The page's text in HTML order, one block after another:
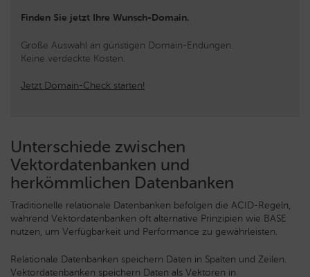
Finden Sie jetzt Ihre Wunsch-Domain.
Große Auswahl an günstigen Domain-Endungen.
Keine verdeckte Kosten.
Jetzt Domain-Check starten!
Unterschiede zwischen
Vektordatenbanken und
herkömmlichen Datenbanken
Traditionelle relationale Datenbanken befolgen die ACID-Regeln,
während Vektordatenbanken oft alternative Prinzipien wie BASE
nutzen, um Verfügbarkeit und Performance zu gewährleisten.
Relationale Datenbanken speichern Daten in Spalten und Zeilen.
Vektordatenbanken speichern Daten als Vektoren in